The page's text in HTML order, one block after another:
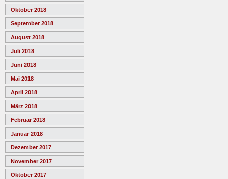
Oktober 2018
September 2018
August 2018
Juli 2018
Juni 2018
Mai 2018
April 2018
März 2018
Februar 2018
Januar 2018
Dezember 2017
November 2017
Oktober 2017